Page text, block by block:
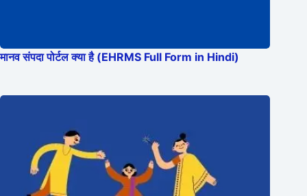
मानव संपदा पोर्टल क्या है (EHRMS Full Form in Hindi)